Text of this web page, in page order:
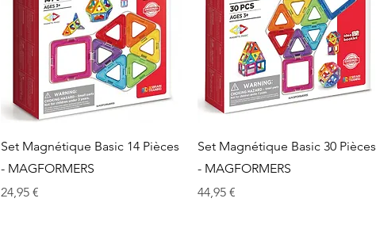
Aperçu rapide
Set Magnétique Basic 14 Pièces
- MAGFORMERS
Prix
24,95 €
Aperçu rapide
Set Magnétique Basic 30 Pièces
- MAGFORMERS
Prix
44,95 €